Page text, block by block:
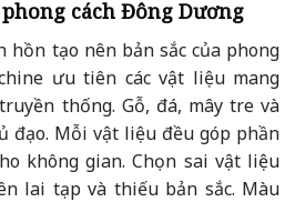
cách Đông Dương
tạo nên bản sắc của phong
ưu tiên các vật liệu mang
thống. Gỗ, đá, mây tre và
đạo. Mỗi vật liệu đều góp phần
không gian. Chọn sai vật liệu
lai tạp và thiếu bản sắc. Màu